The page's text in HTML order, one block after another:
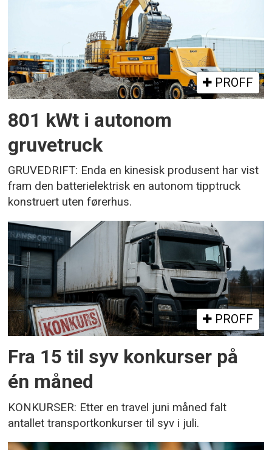
PROFF
801 kWt i autonom
gruvetruck
GRUVEDRIFT: Enda en kinesisk produsent har vist
fram den batterielektrisk en autonom tipptruck
konstruert uten førerhus.
PROFF
Fra 15 til syv konkurser på
én måned
KONKURSER: Etter en travel juni måned falt
antallet transportkonkurser til syv i juli.